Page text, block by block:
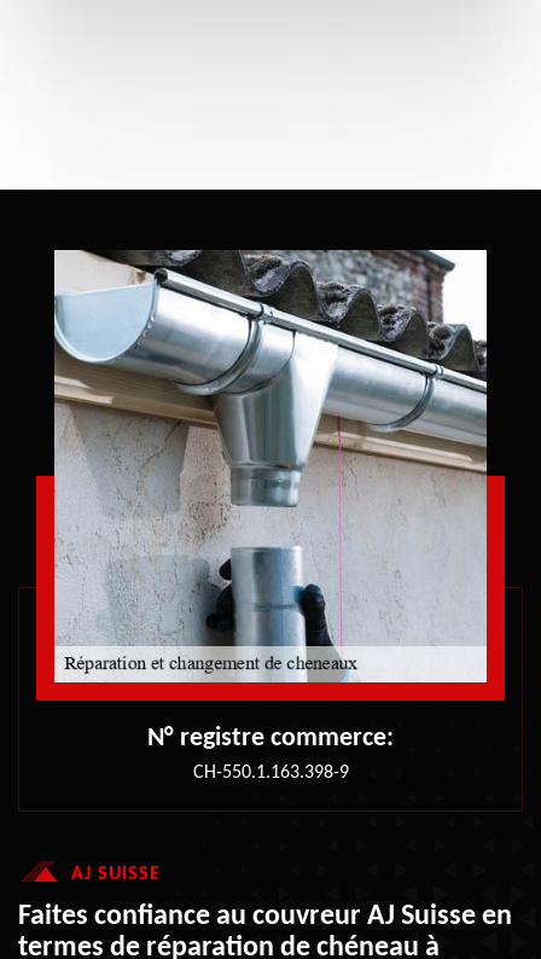
N° registre commerce:
CH-550.1.163.398-9
AJ SUISSE
Faites confiance au couvreur AJ Suisse en
termes de réparation de chéneau à